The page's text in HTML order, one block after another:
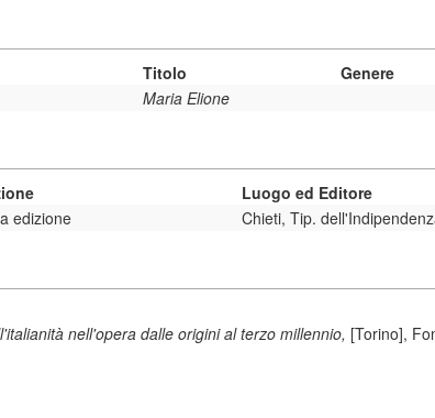
Titolo Genere
Maria Elione
Luogo ed Editore
edizione Chieti, Tip.
nell'opera dalle origini al terzo millennio, [Torino],